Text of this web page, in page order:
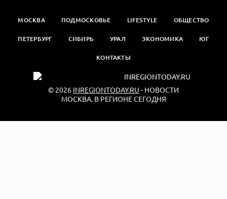
МОСКВА ПОДМОСКОВЬЕ LIFESTYLE ОБЩЕСТВО
ПЕТЕРБУРГ СИБИРЬ УРАЛ ЭКОНОМИКА ЮГ
КОНТАКТЫ
© 2026 INREGIONTODAY.RU - НОВОСТИ
МОСКВА. В РЕГИОНЕ СЕГОДНЯ